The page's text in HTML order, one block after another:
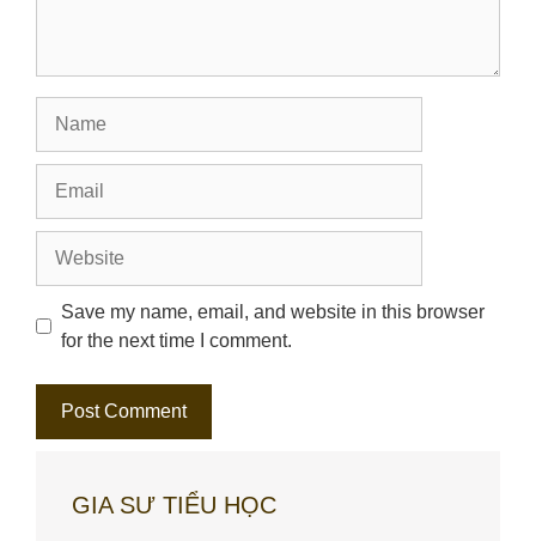
Save my name, email, and website in this browser
for the next time I comment.
GIA SƯ TIỂU HỌC